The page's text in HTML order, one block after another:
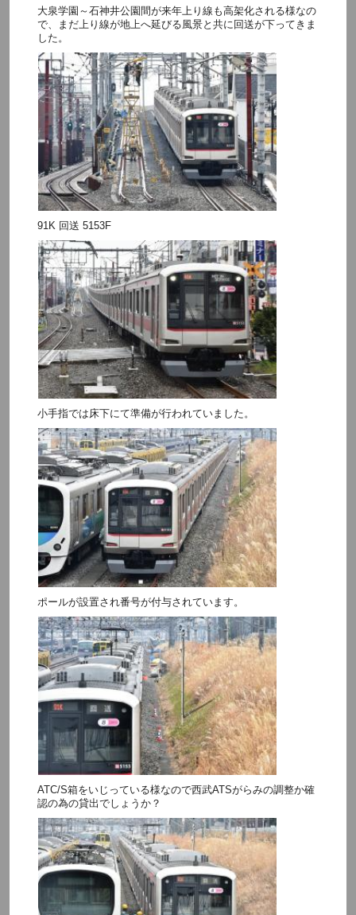
大泉学園～石神井公園間が来年上り線も高架化される様なの
で、まだ上り線が地上へ延びる風景と共に回送が下ってきま
した。
91K 回送 5153F
小手指では床下にて準備が行われていました。
ポールが設置され番号が付与されています。
ATC/S箱をいじっている様なので西武ATSがらみの調整か確
認の為の貸出でしょうか？